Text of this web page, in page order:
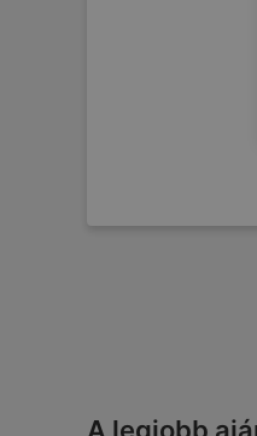
A legjobb